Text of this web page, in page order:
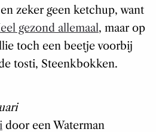
zeker geen ketchup, want
gezond allemaal, maar op
toch een beetje voorbij
tosti, Steenkbokken.
door een Waterman